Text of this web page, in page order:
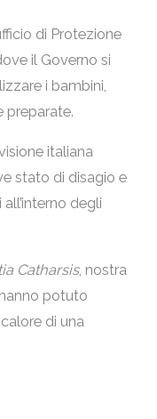
di Protezione
il Governo si
i bambini,
preparate.
italiana
stato di disagio e
degli
Catharsis, nostra
potuto
di una